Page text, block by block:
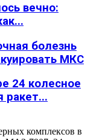
вечно:
болезнь
МКС
24 колесное
ракет...
комплексов в